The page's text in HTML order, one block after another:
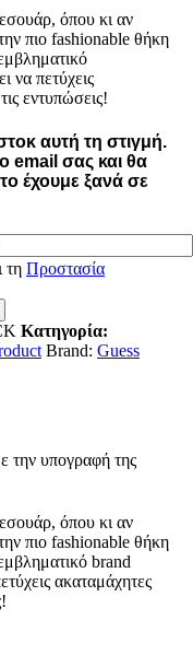
όπου κι αν
πιο fashionable θήκη
να πετύχεις
εντυπώσεις!
αυτή τη στιγμή.
email σας και θα
έχουμε ξανά σε
τη Προστασία
Κατηγορία:
Brand: Guess
την υπογραφή της
όπου κι αν
πιο fashionable θήκη
brand
ακαταμάχητες